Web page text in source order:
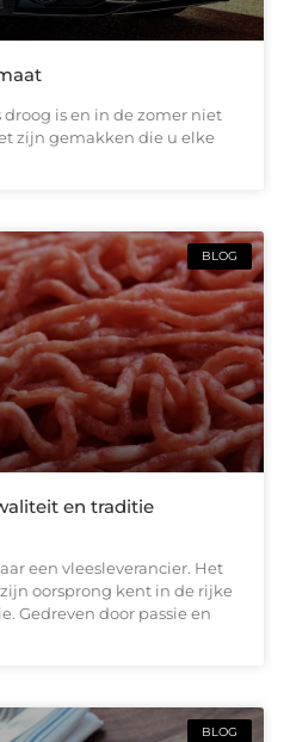
droog is en in de zomer niet
zijn gemakken die u elke
BLOG
en traditie
een vleesleverancier. Het
oorsprong kent in de rijke
Gedreven door passie en
BLOG